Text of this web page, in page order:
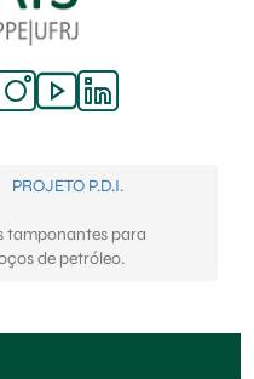
PROJETO P.D.I.
tamponantes para
de petróleo.